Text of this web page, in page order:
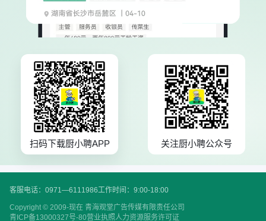
扫码下载厨小聘APP 关注厨小聘公众号
客服电话：0971—6111986工作时间：9:00-18:00
Copyright © 2009-现在 青海观堂广告传媒有限责任公司
青ICP备13000327号-80营业执照人力资源服务许可证